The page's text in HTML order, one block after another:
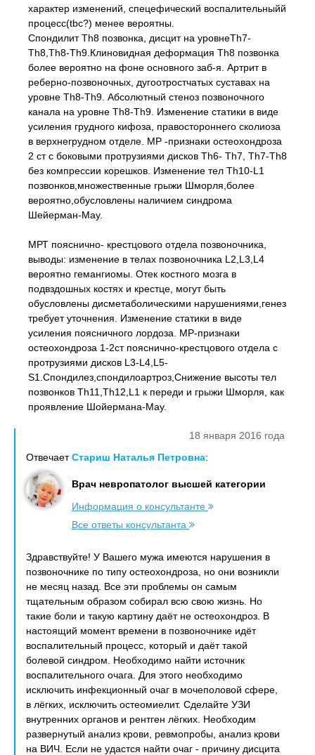
характер изменений, спецефический воспалительныйй
процесс(tbc?) менее вероятны.
Спондилит Th8 позвонка, дисцит на уровнеTh7-
Th8,Th8-Th9.Клиновидная деформация Th8 позвонка
более вероятно на фоне основного заб-я. Артрит в
реберно-позвоночных, дугоотростчатых суставах на
уровне Th8-Th9. Абсолютный стеноз позвоночного
канала на уровне Th8-Th9. Изменение статики в виде
усиления грудного кифоза, правостороннего сколиоза
в верхнегрудном отделе. МР -признаки остеохондроза
2 ст с боковыми протрузиями дисков Th6- Th7, Th7-Th8
без компрессии корешков. Изменение тел Th10-L1
позвонков,множественные грыжи Шморля,более
вероятно,обусловлены наличием синдрома
Шейерман-Мау.
МРТ пояснично- крестцового отдела позвоночника,
выводы: изменение в телах позвоночника L2,L3,L4
вероятно гемангиомы. Отек костного мозга в
подвздошных костях и крестце, могут быть
обусловлены дисметаболическими нарушениями,генез
требует уточнения. Изменение статики в виде
усиления поясничного лордоза. МР-признаки
остеохондроза 1-2ст пояснично-крестцового отдела с
протрузиями дисков L3-L4,L5-
S1.Спондилез,спондилоартроз,Снижение высоты тел
позвонков Th11,Th12,L1 к переди и грыжи Шморля, как
проявление Шойермана-Мау.
18 января 2016 года
ОтвечаетСтариш Наталья Петровна:
Врач невропатолог высшей категории
Информация о консультанте
Все ответы консультанта
Здравствуйте! У Вашего мужа имеются нарушения в
позвоночнике по типу остеохондроза, но они возникли
не месяц назад. Все эти проблемы он самым
тщательным образом собирал всю свою жизнь. Но
такие боли и такую картину даёт не остеохондроз. В
настоящий момент времени в позвоночнике идёт
воспалительный процесс, который и даёт такой
болевой синдром. Необходимо найти источник
воспалительного очага. Для этого необходимо
исключить инфекционный очаг в мочеполовой сфере,
в лёгких, исключить остеомиелит. Сделайте УЗИ
внутренних органов и рентген лёгких. Необходим
развернутый анализ крови, ревмопробы, анализ крови
на ВИЧ. Если не удастся найти очаг - причину дисцита